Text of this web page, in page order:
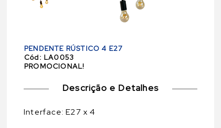
PENDENTE RÚSTICO 4 E27
Cód: LA0053
PROMOCIONAL!
Descrição e Detalhes
Interface: E27 x 4